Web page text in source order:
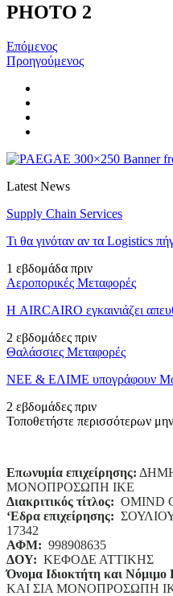
PHOTO 2
Επόμενος
Προηγούμενος
Latest News
Supply Chain Services
Τι θα γινόταν αν τα Logistics
1 εβδομάδα πριν
Αεροπορικές Μεταφορές
Η AIRCAIRO εγκαινιάζει
2 εβδομάδες πριν
Θαλάσσιες Μεταφορές
ΝΕΕ & ΕΛΙΜΕ υπογράφουν
2 εβδομάδες πριν
Τοποθετήστε περισσότερων
Επωνυμία επιχείρησης:
ΜΟΝΟΠΡΟΣΩΠΗ ΙΚΕ
Διακριτικός τίτλος: ΟΜΙΝD
‘Eδρα επιχείρησης:
17342
ΑΦΜ: 998908635
ΔΟΥ: ΚΕΦΟΔΕ ΑΤΤΙΚΗΣ
Όνομα Ιδιοκτήτη και
ΚΑΙ ΣΙΑ ΜΟΝΟΠΡΟΣΩΠΗ